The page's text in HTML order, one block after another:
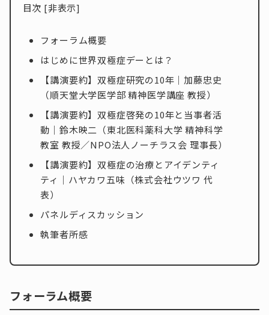
目次 [非表示]
フォーラム概要
はじめに世界双極症デーとは？
【講演要約】双極症研究の10年｜加藤忠史
（順天堂大学医学部 精神医学講座 教授）
【講演要約】双極症啓発の10年と当事者活
動｜鈴木映二（東北医科薬科大学 精神科学
教室 教授／NPO法人ノーチラス会 理事長）
【講演要約】双極症の治療とアイデンティ
ティ｜ハヤカワ五味（株式会社ウツワ 代
表）
パネルディスカッション
執筆者所感
フォーラム概要